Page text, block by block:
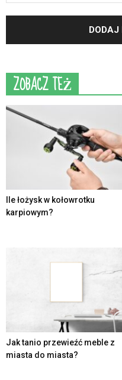
ZOBACZ TEŻ
Ile łożysk w kołowrotku
karpiowym?
Jak tanio przewieźć meble z
miasta do miasta?